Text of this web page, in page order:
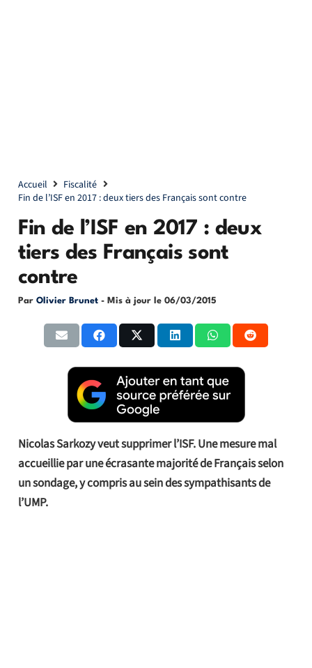
Accueil
Fiscalité
Fin de l’ISF en 2017 : deux tiers des Français sont contre
Fin de l’ISF en 2017 : deux
tiers des Français sont
contre
Par Olivier Brunet - Mis à jour le 06/03/2015
Nicolas Sarkozy veut supprimer l’ISF. Une mesure mal
accueillie par une écrasante majorité de Français selon
un sondage, y compris au sein des sympathisants de
l’UMP.